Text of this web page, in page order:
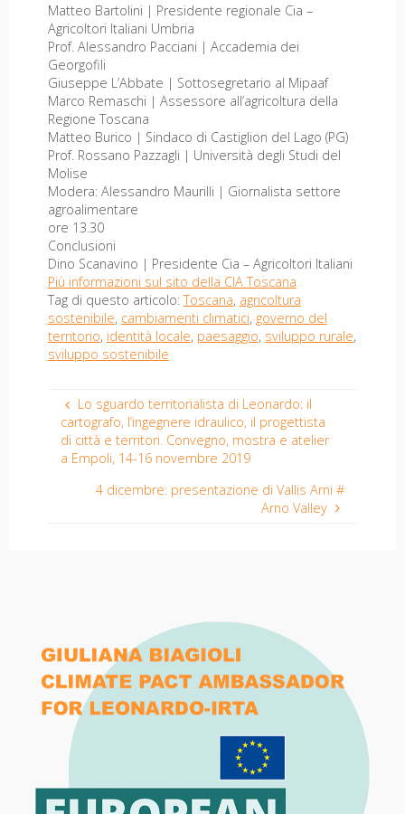
Matteo Bartolini | Presidente regionale Cia –
Agricoltori Italiani Umbria
Prof. Alessandro Pacciani | Accademia dei
Georgofili
Giuseppe L’Abbate | Sottosegretario al Mipaaf
Marco Remaschi | Assessore all’agricoltura della
Regione Toscana
Matteo Burico | Sindaco di Castiglion del Lago (PG)
Prof. Rossano Pazzagli | Università degli Studi del
Molise
Modera: Alessandro Maurilli | Giornalista settore
agroalimentare
ore 13.30
Conclusioni
Dino Scanavino | Presidente Cia – Agricoltori Italiani
Più informazioni sul sito della CIA Toscana
Tag di questo articolo:Toscana, agricoltura
sostenibile, cambiamenti climatici, governo del
territorio, identità locale, paesaggio, sviluppo rurale,
sviluppo sostenibile
Lo sguardo territorialista di Leonardo: il
cartografo, l’ingegnere idraulico, il progettista
di città e territori. Convegno, mostra e atelier
a Empoli, 14-16 novembre 2019
4 dicembre: presentazione di Vallis Arni #
Arno Valley